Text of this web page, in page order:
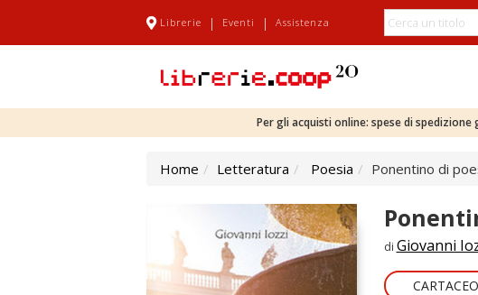
Librerie | Eventi | Assistenza
Per gli acquisti online: spese di
Home Letteratura Poesia Ponentino di
di Giovanni
CARTACEO